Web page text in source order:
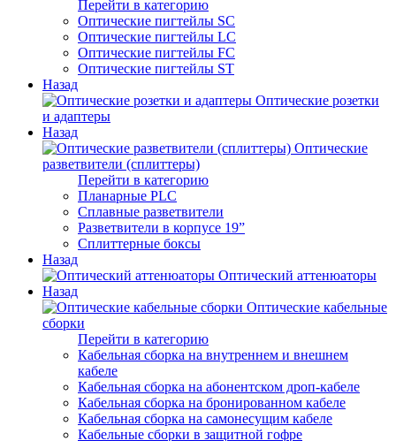
Перейти в категорию
Оптические пигтейлы SC
Оптические пигтейлы LC
Оптические пигтейлы FC
Оптические пигтейлы ST
Назад
Оптические розетки
и адаптеры
Назад
Оптические
разветвители (сплиттеры)
Перейти в категорию
Планарные PLC
Сплавные разветвители
Разветвители в корпусе 19”
Сплиттерные боксы
Назад
Оптический аттенюаторы
Назад
Оптические кабельные
сборки
Перейти в категорию
Кабельная сборка на внутреннем и внешнем
кабеле
Кабельная сборка на абонентском дроп-кабеле
Кабельная сборка на бронированном кабеле
Кабельная сборка на самонесущим кабеле
Кабельные сборки в защитной гофре